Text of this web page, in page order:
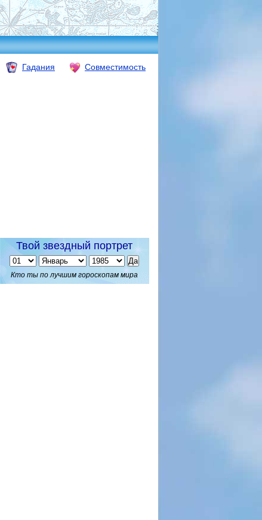
Гадания Совместимость
Твой звездный портрет
Кто ты по лучшим гороскопам мира